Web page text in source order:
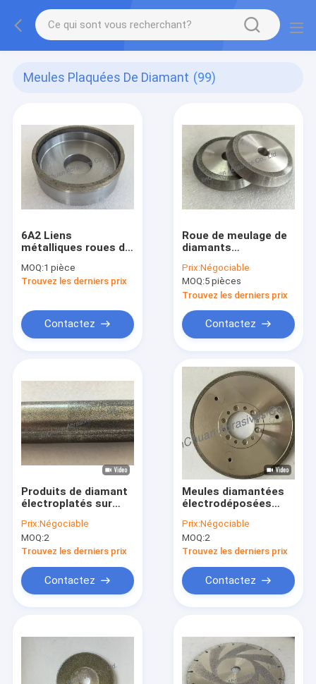
Meules Plaquées De Diamant (99)
6A2 Liens
métalliques roues de
usd pour bande de
sable, grès diamant
MOQ:1 pièce
Trouvez les derniers prix
Contactez
Roue de meulage de
diamants
résistante à l'usure
78*10*12.7*5*V60
avec capacité à
grande vitesse
Prix:Négociable
MOQ:5 pièces
Trouvez les derniers prix
Contactez
Produits de diamant
électroplatés sur
gravier
Prix:Négociable
MOQ:2
Trouvez les derniers prix
Contactez
Meules diamantées
électrodéposées
le meulage de la
fonte
Prix:Négociable
MOQ:2
Trouvez les derniers prix
Contactez